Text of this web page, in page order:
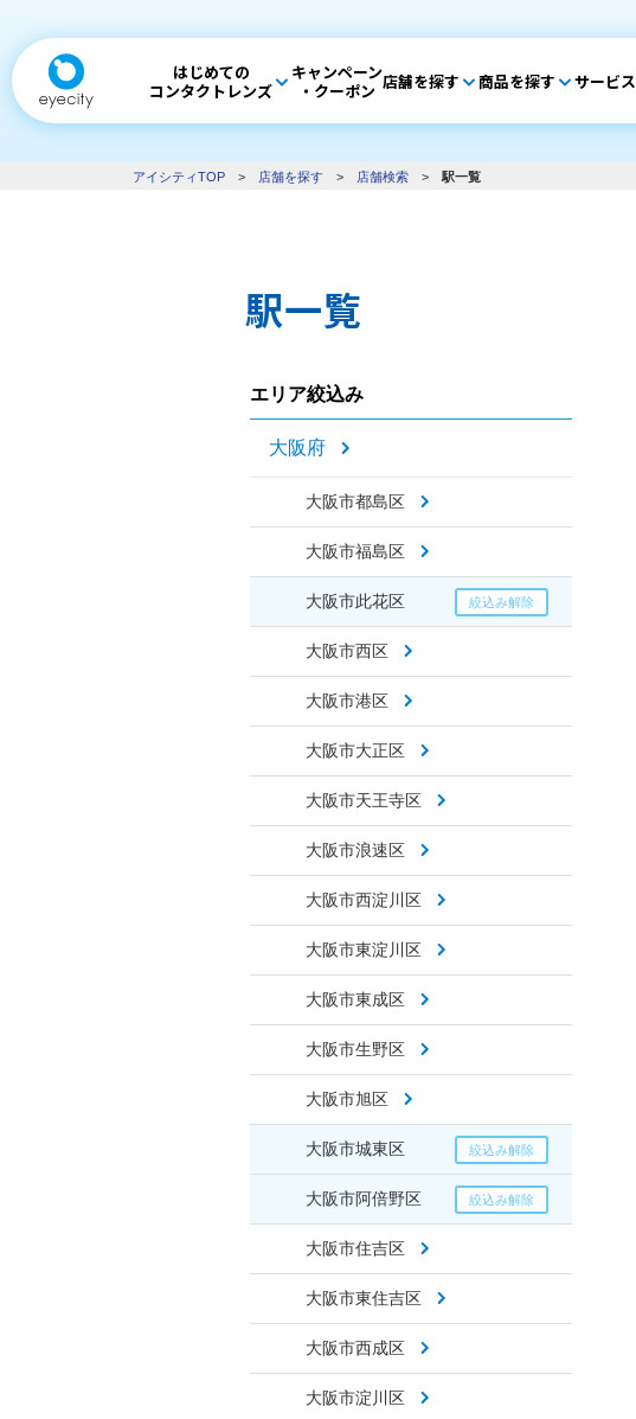
はじめての
コンタクトレンズ
キャンペーン
・クーポン 店舗を探す 商品を探す サービス
アイシティTOP > 店舗を探す > 店舗検索 > 駅一覧
駅一覧
エリア絞込み
大阪府
大阪市都島区
大阪市福島区
大阪市此花区
大阪市西区
大阪市港区
大阪市大正区
大阪市天王寺区
大阪市浪速区
大阪市西淀川区
大阪市東淀川区
大阪市東成区
大阪市生野区
大阪市旭区
大阪市城東区
大阪市阿倍野区
大阪市住吉区
大阪市東住吉区
大阪市西成区
大阪市淀川区